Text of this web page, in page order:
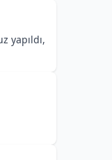
yapıldı,